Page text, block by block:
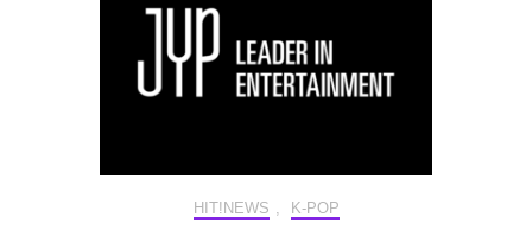
HIT!NEWS , K-POP